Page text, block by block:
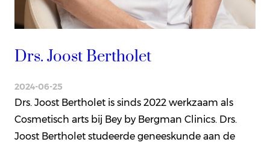
Drs. Joost Bertholet
2024-06-25
Drs. Joost Bertholet is sinds 2022 werkzaam als
Cosmetisch arts bij Bey by Bergman Clinics. Drs.
Joost Bertholet studeerde geneeskunde aan de